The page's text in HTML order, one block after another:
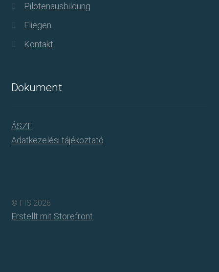
Pilotenausbildung
Fliegen
Kontakt
Dokument
ÁSZF
Adatkezelési tájékoztató
© FIS 2026
Erstellt mit Storefront